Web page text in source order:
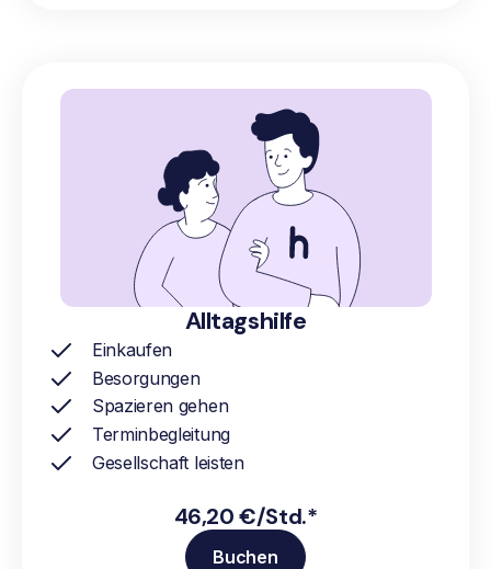
Alltagshilfe
Einkaufen
Besorgungen
Spazieren gehen
Terminbegleitung
Gesellschaft leisten
46,20 €/Std.*
Buchen